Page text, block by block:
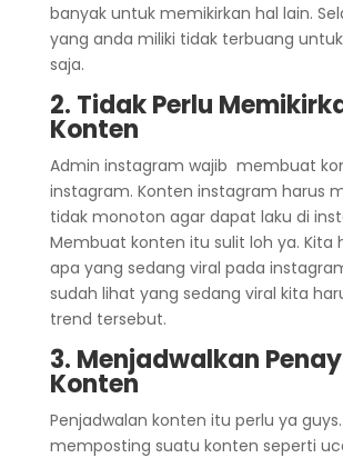
banyak untuk memikirkan hal lain.
yang anda miliki tidak terbuang
saja.
2. Tidak Perlu
Konten
Admin instagram wajib membuat
instagram. Konten instagram harus
tidak monoton agar dapat laku di
Membuat konten itu sulit loh ya. Kita
apa yang sedang viral pada
sudah lihat yang sedang viral kita
trend tersebut.
3. Menjadwalkan
Konten
Penjadwalan konten itu perlu ya
memposting suatu konten seperti